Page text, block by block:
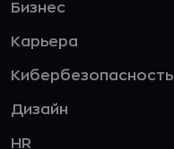
Бизнес
Карьера
Кибербезопасность
Дизайн
HR